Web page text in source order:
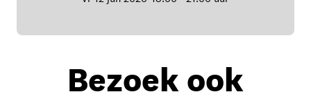
Bezoek ook